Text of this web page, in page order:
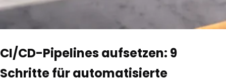
CI/CD-Pipelines aufsetzen: 9
Schritte für automatisierte